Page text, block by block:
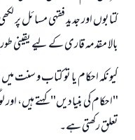
کتابوں اور جدید فقہی مسائل پر
بالا مقدمہ قاری کے لیے یقینی
کیونکہ احکام یا تو کتاب و سنت
"احکام کی بنیادیں" کہتے ہیں،
تعلق رکھتی ہے۔